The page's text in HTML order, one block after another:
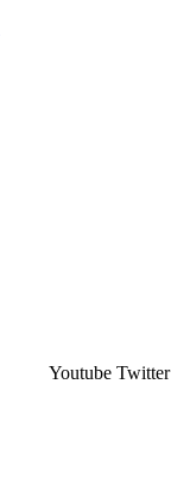
Youtube Twitter